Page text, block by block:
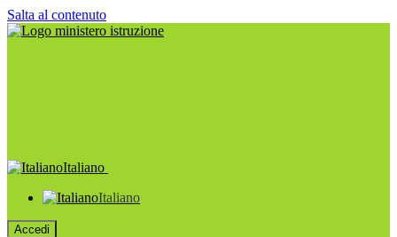
Salta al contenuto
Italiano
Italiano
Accedi